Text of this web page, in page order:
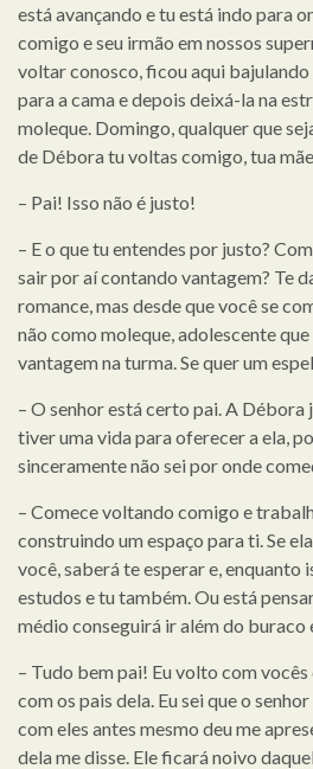
está avançando e tu está indo para
comigo e seu irmão em nossos
voltar conosco, ficou aqui bajulando
para a cama e depois deixá-la na
moleque. Domingo, qualquer que
de Débora tu voltas comigo, tua
– Pai! Isso não é justo!
– E o que tu entendes por justo?
sair por aí contando vantagem? Te
romance, mas desde que você se
não como moleque, adolescente
vantagem na turma. Se quer um
– O senhor está certo pai. A Débora
tiver uma vida para oferecer a ela,
sinceramente não sei por onde
– Comece voltando comigo e
construindo um espaço para ti. Se
você, saberá te esperar e, enquanto
estudos e tu também. Ou está
médio conseguirá ir além do buraco
– Tudo bem pai! Eu volto com
com os pais dela. Eu sei que o
com eles antes mesmo deu me
dela me disse. Ele ficará noivo